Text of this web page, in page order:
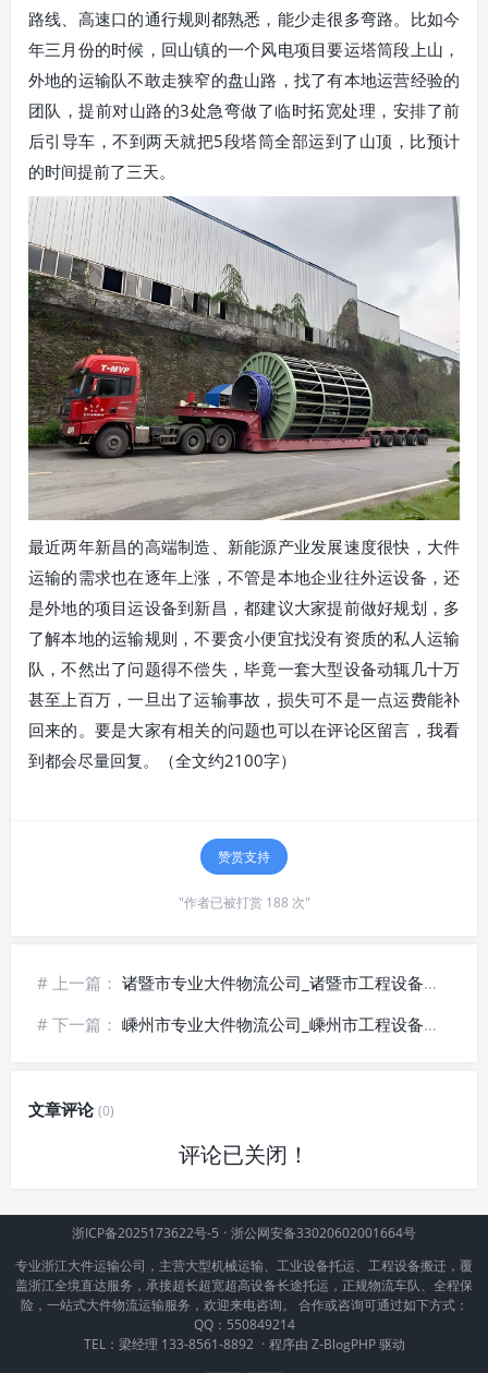
路线、高速口的通行规则都熟悉，能少走很多弯路。比如今
年三月份的时候，回山镇的一个风电项目要运塔筒段上山，
外地的运输队不敢走狭窄的盘山路，找了有本地运营经验的
团队，提前对山路的3处急弯做了临时拓宽处理，安排了前
后引导车，不到两天就把5段塔筒全部运到了山顶，比预计
的时间提前了三天。
最近两年新昌的高端制造、新能源产业发展速度很快，大件
运输的需求也在逐年上涨，不管是本地企业往外运设备，还
是外地的项目运设备到新昌，都建议大家提前做好规划，多
了解本地的运输规则，不要贪小便宜找没有资质的私人运输
队，不然出了问题得不偿失，毕竟一套大型设备动辄几十万
甚至上百万，一旦出了运输事故，损失可不是一点运费能补
回来的。要是大家有相关的问题也可以在评论区留言，我看
到都会尽量回复。（全文约2100字）
赞赏支持
"作者已被打赏 188 次"
# 上一篇： 诸暨市专业大件物流公司_诸暨市工程设备运输_诸暨市笨重货物运输
# 下一篇： 嵊州市专业大件物流公司_嵊州市工程设备运输_嵊州市笨重货物运输
文章评论(0)
评论已关闭！
浙ICP备2025173622号-5 · 浙公网安备33020602001664号
专业浙江大件运输公司，主营大型机械运输、工业设备托运、工程设备搬迁，覆
盖浙江全境直达服务，承接超长超宽超高设备长途托运，正规物流车队、全程保
险，一站式大件物流运输服务，欢迎来电咨询。 合作或咨询可通过如下方式：
QQ：550849214
TEL：梁经理 133-8561-8892 · 程序由 Z-BlogPHP驱动